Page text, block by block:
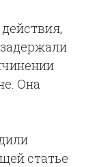
Она
статье